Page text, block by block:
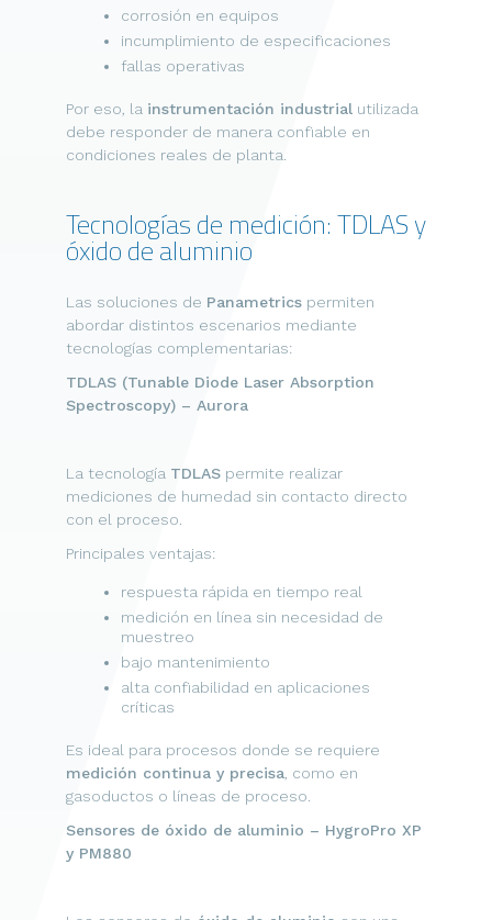
corrosión en equipos
incumplimiento de especificaciones
fallas operativas
Por eso, la instrumentación industrialutilizada
debe responder de manera confiable en
condiciones reales de planta.
Tecnologías de medición: TDLAS y
óxido de aluminio
Las soluciones de Panametricspermiten
abordar distintos escenarios mediante
tecnologías complementarias:
TDLAS (Tunable Diode Laser Absorption
Spectroscopy) – Aurora
La tecnología TDLASpermite realizar
mediciones de humedad sin contacto directo
con el proceso.
Principales ventajas:
respuesta rápida en tiempo real
medición en línea sin necesidad de
muestreo
bajo mantenimiento
alta confiabilidad en aplicaciones
críticas
Es ideal para procesos donde se requiere
medición continua y precisa, como en
gasoductos o líneas de proceso.
Sensores de óxido de aluminio – HygroPro XP
y PM880